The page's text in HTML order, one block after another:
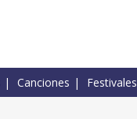
Canciones Festivales